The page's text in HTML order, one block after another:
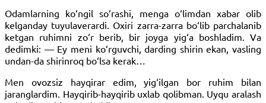
Odamlarning ko‘ngil so‘rashi, menga o‘limdan xabar olib
kelganday tuyulaverardi. Oxiri zarra-zarra bo‘lib parchalanib
ketgan ruhimni zo‘r berib, bir joyga yig‘a boshladim. Va
dedimki: — Ey meni ko‘rguvchi, darding shirin ekan, vasling
undan-da shirinroq bo‘lsa kerak…
Men ovozsiz hayqirar edim, yig‘ilgan bor ruhim bilan
jaranglardim. Hayqirib-hayqirib uxlab qolibman. Uyqu aralash